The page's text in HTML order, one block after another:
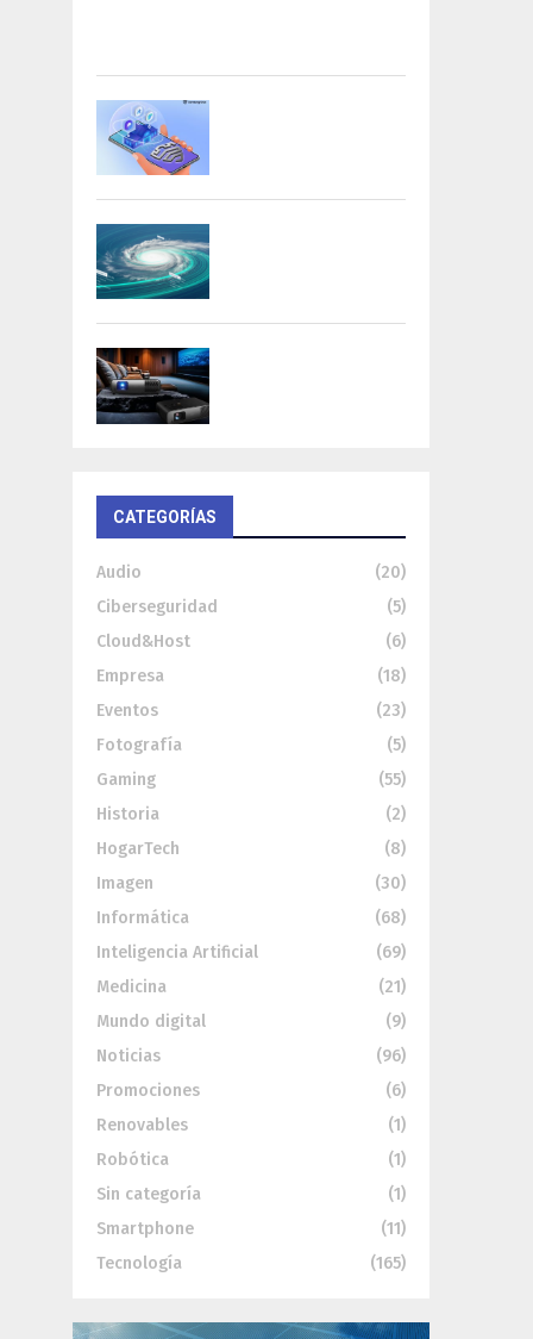
CATEGORÍAS
Audio
(20)
Ciberseguridad
(5)
Cloud&Host
(6)
Empresa
(18)
Eventos
(23)
Fotografía
(5)
Gaming
(55)
Historia
(2)
HogarTech
(8)
Imagen
(30)
Informática
(68)
Inteligencia Artificial
(69)
Medicina
(21)
Mundo digital
(9)
Noticias
(96)
Promociones
(6)
Renovables
(1)
Robótica
(1)
Sin categoría
(1)
Smartphone
(11)
Tecnología
(165)